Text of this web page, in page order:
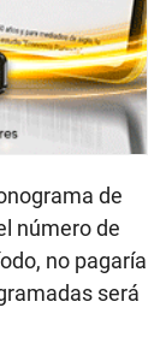
de
número de
no pagaría
será